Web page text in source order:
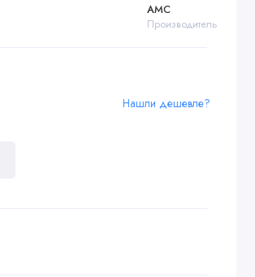
AMC
Производитель
Нашли дешевле?